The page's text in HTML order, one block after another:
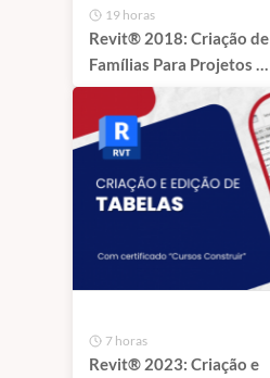
19 horas
Revit® 2018: Criação de
Famílias Para Projetos de
Arquitetura| 1 ano
7 horas
Revit® 2023: Criação e